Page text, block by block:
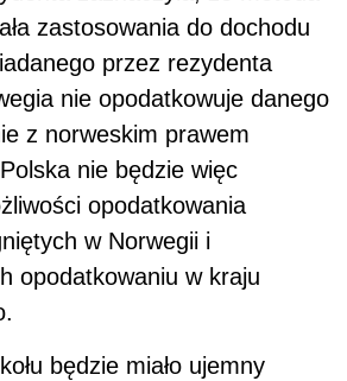
zastosowania do dochodu
przez rezydenta
nie opodatkowuje danego
z norweskim prawem
nie będzie więc
opodatkowania
w Norwegii i
opodatkowaniu w kraju
będzie miało ujemny